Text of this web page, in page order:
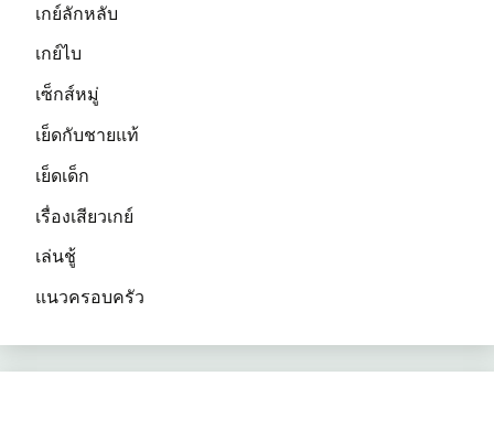
เกย์ลักหลับ
เกย์ไบ
เซ็กส์หมู่
เย็ดกับชายแท้
เย็ดเด็ก
เรื่องเสียวเกย์
เล่นชู้
แนวครอบครัว